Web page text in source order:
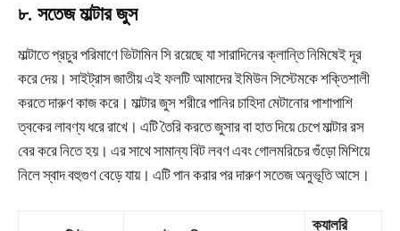
৮. সতেজ মাল্টার জুস
মাল্টাতে প্রচুর পরিমাণে ভিটামিন সি রয়েছে যা সারাদিনের ক্লান্তি নিমিষেই দূর
করে দেয়। সাইট্রাস জাতীয় এই ফলটি আমাদের ইমিউন সিস্টেমকে শক্তিশালী
করতে দারুণ কাজ করে। মাল্টার জুস শরীরে পানির চাহিদা মেটানোর পাশাপাশি
ত্বকের লাবণ্য ধরে রাখে। এটি তৈরি করতে জুসার বা হাত দিয়ে চেপে মাল্টার রস
বের করে নিতে হয়। এর সাথে সামান্য বিট লবণ এবং গোলমরিচের গুঁড়ো মিশিয়ে
নিলে স্বাদ বহুগুণ বেড়ে যায়। এটি পান করার পর দারুণ সতেজ অনুভূতি আসে।
ক্যালরি